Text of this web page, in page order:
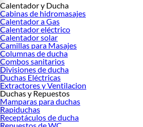
Calentador y Ducha
Cabinas de hidromasajes
Calentador a Gas
Calentador eléctrico
Calentador solar
Camillas para Masajes
Columnas de ducha
Combos sanitarios
Divisiones de ducha
Duchas Eléctricas
Extractores y Ventilacion
Duchas y Repuestos
Mamparas para duchas
Rapiduchas
Receptáculos de ducha